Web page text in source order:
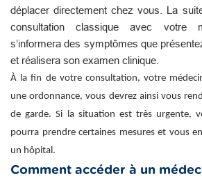
déplacer directement chez vous. La
consultation classique avec votre
s’informera des symptômes que
et réalisera son examen clinique.
À la fin de votre consultation, votre
une ordonnance, vous devrez ainsi vous
de garde. Si la situation est très urgente,
pourra prendre certaines mesures et vous
un hôpital.
Comment accéder à un